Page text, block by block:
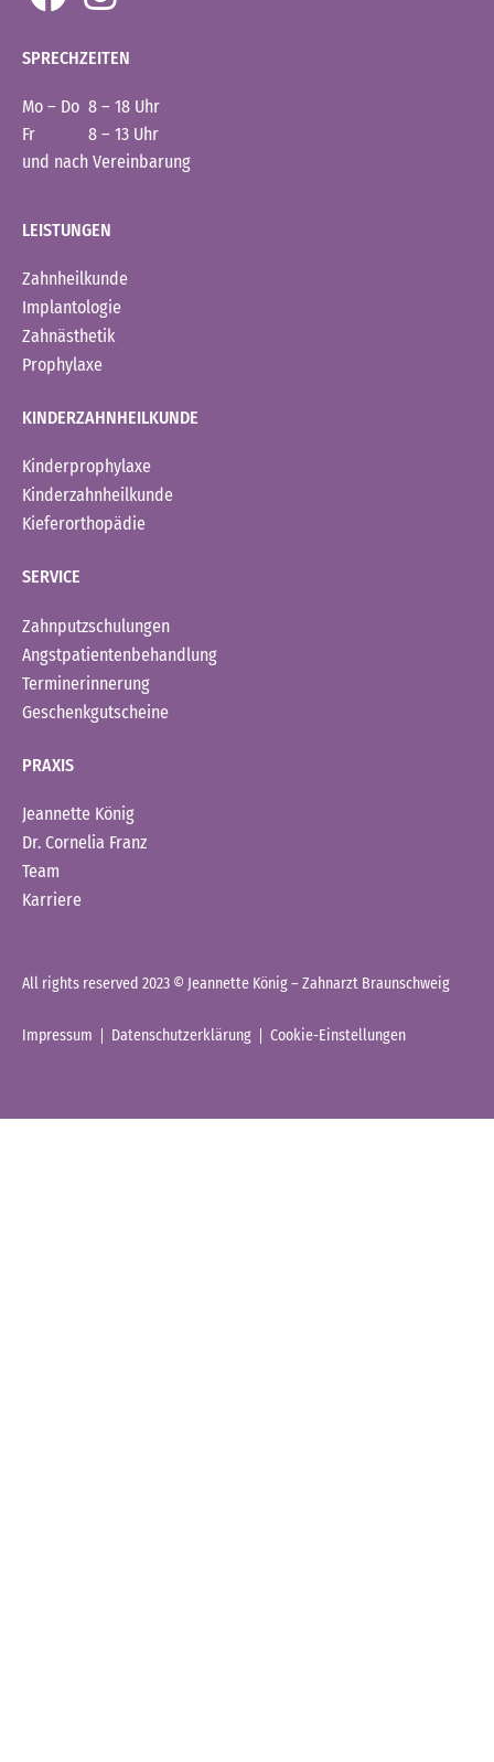
SPRECHZEITEN
Mo – Do 8 – 18 Uhr
Fr 8 – 13 Uhr
und nach Vereinbarung
LEISTUNGEN
Zahnheilkunde
Implantologie
Zahnästhetik
Prophylaxe
KINDERZAHNHEILKUNDE
Kinderprophylaxe
Kinderzahnheilkunde
Kieferorthopädie
SERVICE
Zahnputzschulungen
Angstpatientenbehandlung
Terminerinnerung
Geschenkgutscheine
PRAXIS
Jeannette König
Dr. Cornelia Franz
Team
Karriere
All rights reserved 2023 © Jeannette König – Zahnarzt Braunschweig
Impressum Datenschutzerklärung Cookie-Einstellungen